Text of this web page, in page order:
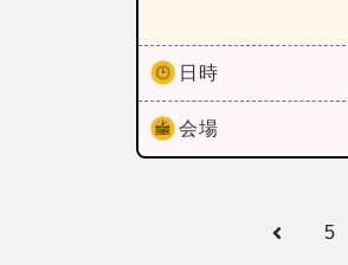
日時
会場
5